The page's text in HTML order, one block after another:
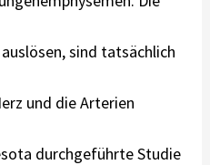
sind tatsächlich
und die Arterien
durchgeführte Studie